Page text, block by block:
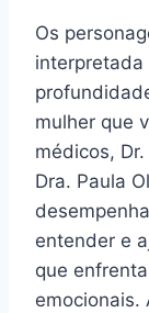
Os
interpretada
mulher que
médicos,
Dra. Paula
entender e
que
emocionais.